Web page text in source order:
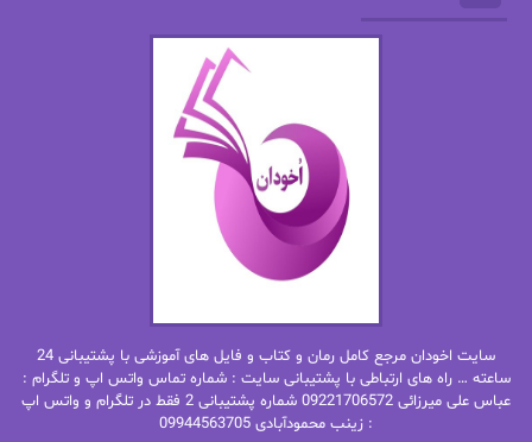
امیر فرهی
باران
بهار سلطانی
بهاره شیرازی
بهاره.م
بیتا فرخی
پاتریشیا ویلسون پرتو فرهمند
پرستو اسحقی
سایت اخودان مرجع کامل رمان و کتاب و فایل های آموزشی با پشتیبانی 24
ساعته … راه های ارتباطی با پشتیبانی سایت : شماره تماس واتس اپ و تلگرام :
عباس علی میرزائی 09221706572 شماره پشتیبانی 2 فقط در تلگرام و واتس اپ
: زینب محمودآبادی 09944563705